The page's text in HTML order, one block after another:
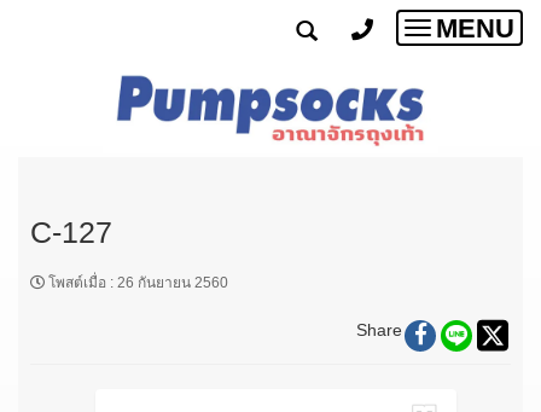
Toggle
MENU
C-127
โพสต์เมื่อ : 26 กันยายน 2560
Share